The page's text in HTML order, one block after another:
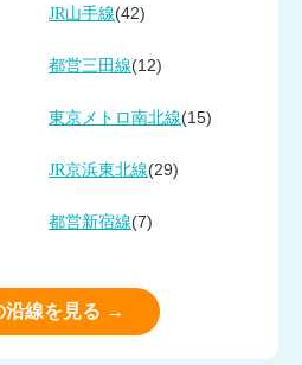
JR山手線(42)
都営三田線(12)
東京メトロ南北線(15)
JR京浜東北線(29)
都営新宿線(7)
沿線を見る →